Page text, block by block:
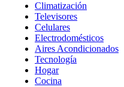
Climatización
Televisores
Celulares
Electrodomésticos
Aires Acondicionados
Tecnología
Hogar
Cocina